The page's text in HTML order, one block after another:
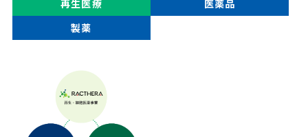
再生医療
医薬品
製薬